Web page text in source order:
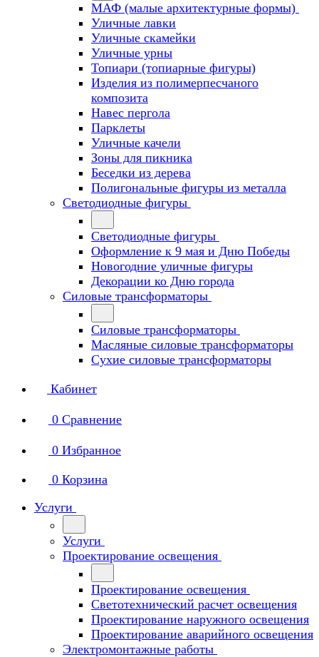
МАФ (малые архитектурные формы)
Уличные лавки
Уличные скамейки
Уличные урны
Топиари (топиарные фигуры)
Изделия из полимерпесчаного
композита
Навес пергола
Парклеты
Уличные качели
Зоны для пикника
Беседки из дерева
Полигональные фигуры из металла
Светодиодные фигуры
Светодиодные фигуры
Оформление к 9 мая и Дню Победы
Новогодние уличные фигуры
Декорации ко Дню города
Силовые трансформаторы
Силовые трансформаторы
Масляные силовые трансформаторы
Сухие силовые трансформаторы
Кабинет
0 Сравнение
0 Избранное
0 Корзина
Услуги
Услуги
Проектирование освещения
Проектирование освещения
Светотехнический расчет освещения
Проектирование наружного освещения
Проектирование аварийного освещения
Электромонтажные работы